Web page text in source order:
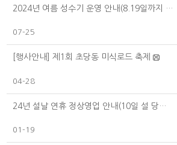
2024년 여름 성수기 운영 안내(8.19일까지 …
07-25
[행사안내] 제1회 초당동 미식로드 축제
04-28
24년 설날 연휴 정상영업 안내(10일 설 당…
01-19